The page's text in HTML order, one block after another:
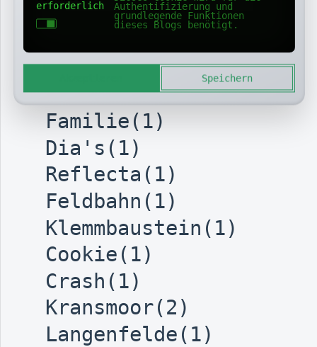
Heise(1)
Sound(1)
GlasfaserAusfall(1)
Familie(1)
Dia's(1)
Reflecta(1)
Feldbahn(1)
Klemmbaustein(1)
Cookie(1)
Crash(1)
Kransmoor(2)
Langenfelde(1)
erforderlich
Authentifizierung und
grundlegende Funktionen
dieses Blogs benötigt.
Speichern